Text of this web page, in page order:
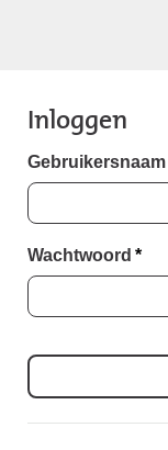
Inloggen
Gebruikersnaam
Wachtwoord *